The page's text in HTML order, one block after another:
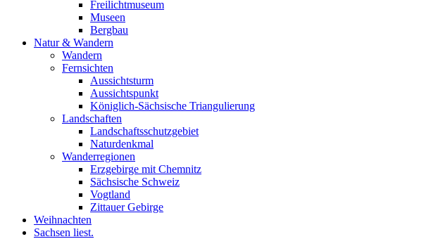
Freilichtmuseum
Museen
Bergbau
Natur & Wandern
Wandern
Fernsichten
Aussichtsturm
Aussichtspunkt
Königlich-Sächsische Triangulierung
Landschaften
Landschaftsschutzgebiet
Naturdenkmal
Wanderregionen
Erzgebirge mit Chemnitz
Sächsische Schweiz
Vogtland
Zittauer Gebirge
Weihnachten
Sachsen liest.